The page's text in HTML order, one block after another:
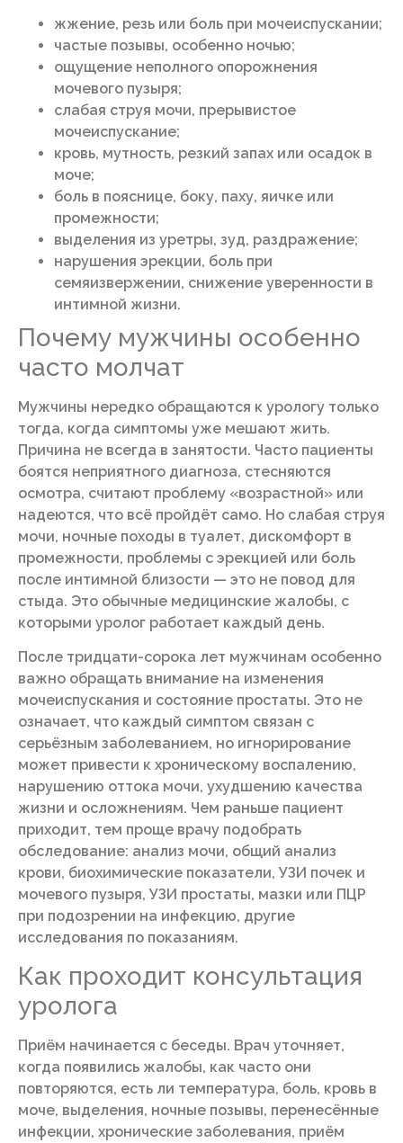
жжение, резь или боль при мочеиспускании;
частые позывы, особенно ночью;
ощущение неполного опорожнения
мочевого пузыря;
слабая струя мочи, прерывистое
мочеиспускание;
кровь, мутность, резкий запах или осадок в
моче;
боль в пояснице, боку, паху, яичке или
промежности;
выделения из уретры, зуд, раздражение;
нарушения эрекции, боль при
семяизвержении, снижение уверенности в
интимной жизни.
Почему мужчины особенно
часто молчат
Мужчины нередко обращаются к урологу только
тогда, когда симптомы уже мешают жить.
Причина не всегда в занятости. Часто пациенты
боятся неприятного диагноза, стесняются
осмотра, считают проблему «возрастной» или
надеются, что всё пройдёт само. Но слабая струя
мочи, ночные походы в туалет, дискомфорт в
промежности, проблемы с эрекцией или боль
после интимной близости — это не повод для
стыда. Это обычные медицинские жалобы, с
которыми уролог работает каждый день.
После тридцати-сорока лет мужчинам особенно
важно обращать внимание на изменения
мочеиспускания и состояние простаты. Это не
означает, что каждый симптом связан с
серьёзным заболеванием, но игнорирование
может привести к хроническому воспалению,
нарушению оттока мочи, ухудшению качества
жизни и осложнениям. Чем раньше пациент
приходит, тем проще врачу подобрать
обследование: анализ мочи, общий анализ
крови, биохимические показатели, УЗИ почек и
мочевого пузыря, УЗИ простаты, мазки или ПЦР
при подозрении на инфекцию, другие
исследования по показаниям.
Как проходит консультация
уролога
Приём начинается с беседы. Врач уточняет,
когда появились жалобы, как часто они
повторяются, есть ли температура, боль, кровь в
моче, выделения, ночные позывы, перенесённые
инфекции, хронические заболевания, приём